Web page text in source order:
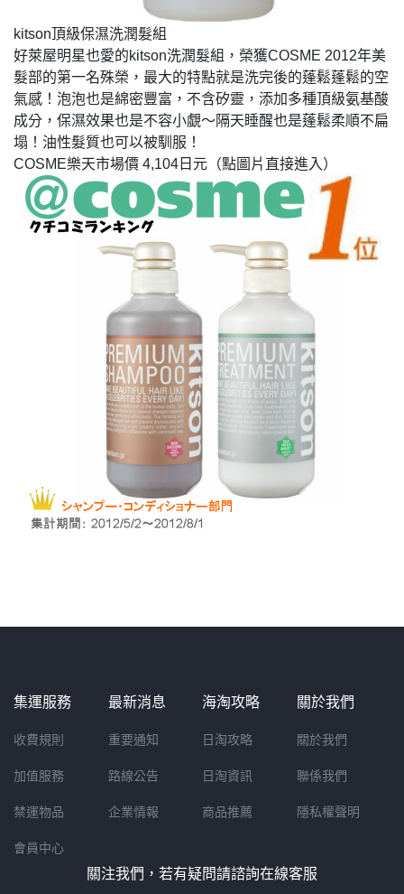
kitson頂級保濕洗潤髮組
好萊屋明星也愛的kitson洗潤髮組，榮獲COSME 2012年美
髮部的第一名殊榮，最大的特點就是洗完後的蓬鬆蓬鬆的空
氣感！泡泡也是綿密豐富，不含矽靈，添加多種頂級氨基酸
成分，保濕效果也是不容小覷～隔天睡醒也是蓬鬆柔順不扁
塌！油性髮質也可以被馴服！
COSME樂天市場價 4,104日元（點圖片直接進入）
集運服務
收費規則
加值服務
禁運物品
會員中心
最新消息
重要通知
路線公告
企業情報
海淘攻略
日淘攻略
日淘資訊
商品推薦
關於我們
關於我們
聯係我們
隱私權聲明
關注我們，若有疑問請諮詢在線客服